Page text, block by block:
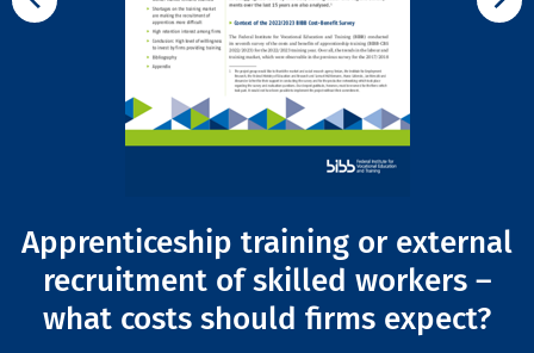
Apprenticeship training or external
recruitment of skilled workers –
what costs should firms expect?